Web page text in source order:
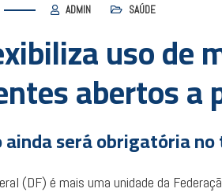
ADMIN SAÚDE
uso de
abertos a
será obrigatória
(DF) é mais uma unidade da